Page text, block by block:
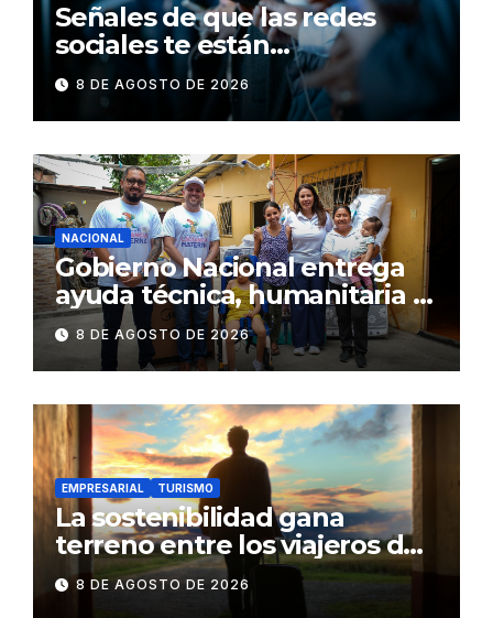
Señales de que las redes
sociales te están
consumiendo
8 DE AGOSTO DE 2026
NACIONAL
Gobierno Nacional entrega
ayuda técnica, humanitaria y
Bono Joaquín Gallegos Lara a
familia en situación de
vulnerabilidad
8 DE AGOSTO DE 2026
EMPRESARIAL TURISMO
La sostenibilidad gana
terreno entre los viajeros de
negocios
8 DE AGOSTO DE 2026